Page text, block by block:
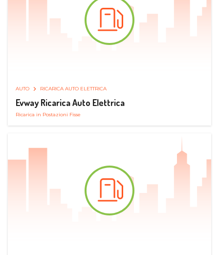
AUTO RICARICA AUTO ELETTRICA
Evway Ricarica Auto Elettrica
Ricarica in Postazioni Fisse